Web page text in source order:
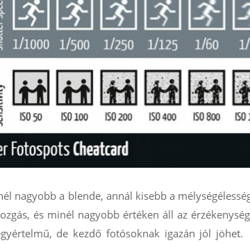
nagyobb a blende, annál kisebb a
és minél nagyobb értéken áll az
de kezdő fotósoknak igazán jól